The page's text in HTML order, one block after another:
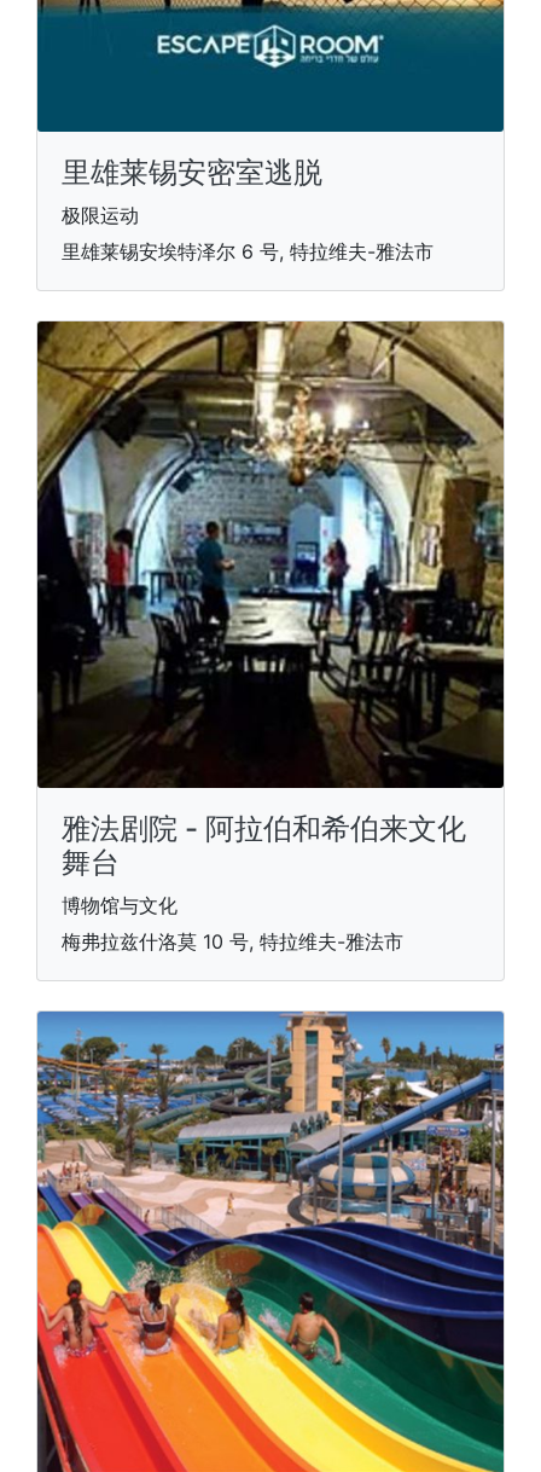
里雄莱锡安密室逃脱
极限运动
里雄莱锡安埃特泽尔 6 号, 特拉维夫-雅法市
雅法剧院 - 阿拉伯和希伯来文化
舞台
博物馆与文化
梅弗拉兹什洛莫 10 号, 特拉维夫-雅法市